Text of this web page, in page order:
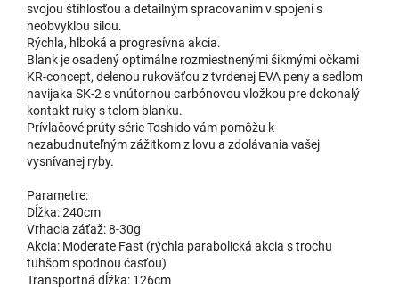
svojou štíhlosťou a detailným spracovaním v spojení s
neobvyklou silou.
Rýchla, hlboká a progresívna akcia.
Blank je osadený optimálne rozmiestnenými šikmými očkami
KR-concept, delenou rukoväťou z tvrdenej EVA peny a sedlom
navijaka SK-2 s vnútornou carbónovou vložkou pre dokonalý
kontakt ruky s telom blanku.
Prívlačové prúty série Toshido vám pomôžu k
nezabudnuteľným zážitkom z lovu a zdolávania vašej
vysnívanej ryby.
Parametre:
Dĺžka: 240cm
Vrhacia záťaž: 8-30g
Akcia: Moderate Fast (rýchla parabolická akcia s trochu
tuhšom spodnou časťou)
Transportná dĺžka: 126cm